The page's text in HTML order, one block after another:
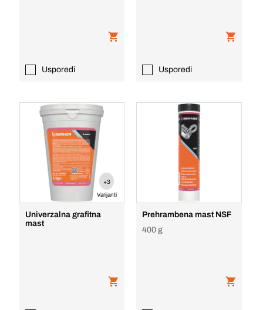
Usporedi Usporedi
+3
Varijanti
Univerzalna grafitna
mast
Prehrambena mast NSF
400 g